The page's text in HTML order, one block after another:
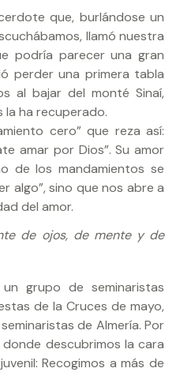
que, burlándose un
llamó nuestra
podría parecer una gran
perder una primera tabla
al bajar del monté Sinaí,
la ha recuperado.
cero” que reza así:
amar por Dios”. Su amor
de los mandamientos se
algo”, sino que nos abre a
del amor.
de ojos, de mente y de
grupo de seminaristas
de la Cruces de mayo,
de Almería. Por
descubrimos la cara
Recogimos a más de